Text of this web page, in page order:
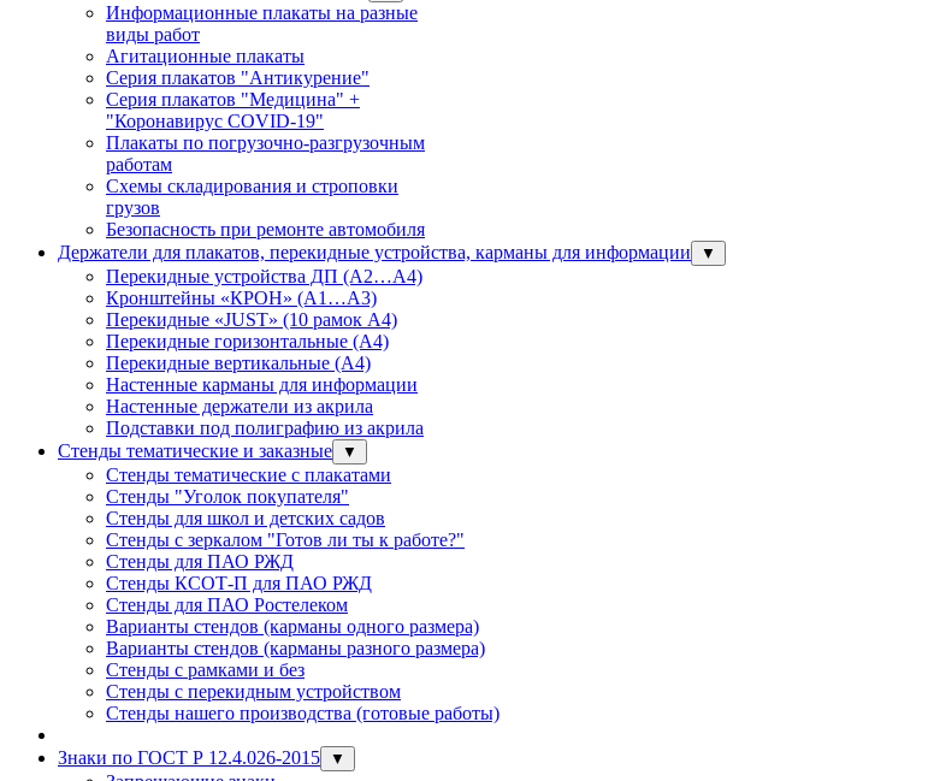
Информационные плакаты на разные
виды работ
Агитационные плакаты
Серия плакатов "Антикурение"
Серия плакатов "Медицина" +
"Коронавирус COVID-19"
Плакаты по погрузочно-разгрузочным
работам
Схемы складирования и строповки
грузов
Безопасность при ремонте автомобиля
Держатели для плакатов, перекидные устройства, карманы для информации
▼
Перекидные устройства ДП (А2…А4)
Кронштейны «КРОН» (А1…А3)
Перекидные «JUST» (10 рамок А4)
Перекидные горизонтальные (А4)
Перекидные вертикальные (А4)
Настенные карманы для информации
Настенные держатели из акрила
Подставки под полиграфию из акрила
Стенды тематические и заказные
▼
Стенды тематические с плакатами
Стенды "Уголок покупателя"
Стенды для школ и детских садов
Стенды с зеркалом "Готов ли ты к работе?"
Стенды для ПАО РЖД
Стенды КСОТ-П для ПАО РЖД
Стенды для ПАО Ростелеком
Варианты стендов (карманы одного размера)
Варианты стендов (карманы разного размера)
Стенды с рамками и без
Стенды с перекидным устройством
Стенды нашего производства (готовые работы)
Знаки по ГОСТ Р 12.4.026-2015 ▼